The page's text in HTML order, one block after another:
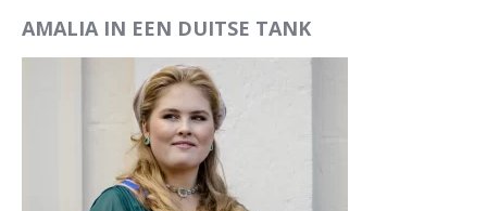
AMALIA IN EEN DUITSE TANK